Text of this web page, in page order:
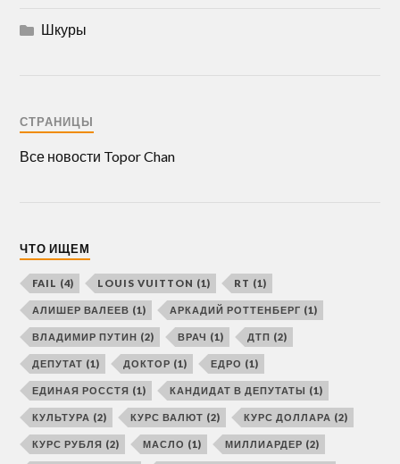
Шкуры
СТРАНИЦЫ
Все новости Topor Chan
ЧТО ИЩЕМ
FAIL (4) LOUIS VUITTON (1) RT (1)
АЛИШЕР ВАЛЕЕВ (1) АРКАДИЙ РОТТЕНБЕРГ (1)
ВЛАДИМИР ПУТИН (2) ВРАЧ (1) ДТП (2)
ДЕПУТАТ (1) ДОКТОР (1) ЕДРО (1)
ЕДИНАЯ РОССТЯ (1) КАНДИДАТ В ДЕПУТАТЫ (1)
КУЛЬТУРА (2) КУРС ВАЛЮТ (2) КУРС ДОЛЛАРА (2)
КУРС РУБЛЯ (2) МАСЛО (1) МИЛЛИАРДЕР (2)